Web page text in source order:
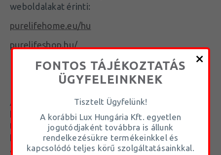
weboldalakat érinti:
purelifehome.eu/hu
purelifeshop.hu/
A tájékoztatóban részletezett adatkezelések
kapcsán amennyiben értékesítőnk
tevékenységét nem a munkavállalónkként,
hanem vállalkozás keretében látja el, úgy
adatfeldolgozóként a mi utasításaink szerint a
FONTOS TÁJÉKOZTATÁS
ÜGYFELEINKNEK
Tisztelt Ügyfelünk!
A korábbi Lux Hungária Kft. egyetlen
jogutódjaként továbbra is állunk
rendelkezésükre termékeinkkel és
kapcsolódó teljes körű szolgáltatásainkkal.